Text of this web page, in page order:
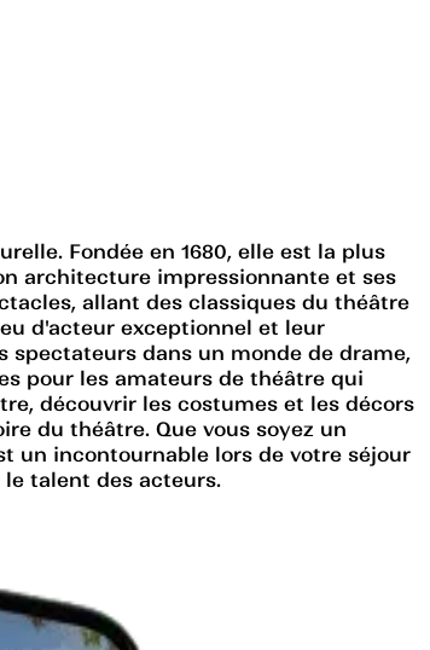
Fondée en 1680, elle est la plus
architecture impressionnante et ses
allant des classiques du théâtre
d'acteur exceptionnel et leur
spectateurs dans un monde de drame,
pour les amateurs de théâtre qui
découvrir les costumes et les décors
du théâtre. Que vous soyez un
un incontournable lors de votre séjour
talent des acteurs.